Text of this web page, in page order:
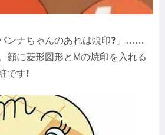
ンナちゃんのあれは焼印❓」……
顔に菱形図形とMの焼印を入れる
です❗️